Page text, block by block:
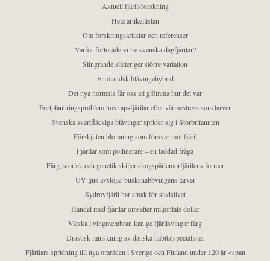
Aktuell fjärilsforskning
Hela artikellistan
Om forskningsartiklar och referenser
Varför förlorade vi tre svenska dagfjärilar?
Slingrande slåtter ger större variation
En öländsk blåvingehybrid
Det nya normala får oss att glömma hur det var
Fortplantningsproblem hos rapsfjärilar efter värmestress som larver
Svenska svartfläckiga blåvingar sprider sig i Storbritannien
Förskjuten blomning som försvar mot fjäril
Fjärilar som pollinerare – en laddad fråga
Färg, storlek och genetik skiljer skogspärlemorfjärilens former
UV-ljus avslöjar busksnabbvingens larver
Sydrovfjäril har smak för stadslivet
Handel med fjärilar omsätter miljontals dollar
Vätska i vingmembran kan ge fjärilsvingar färg
Drastisk minskning av danska habitatspecialister
Fjärilars spridning till nya områden i Sverige och Finland under 120 år <span